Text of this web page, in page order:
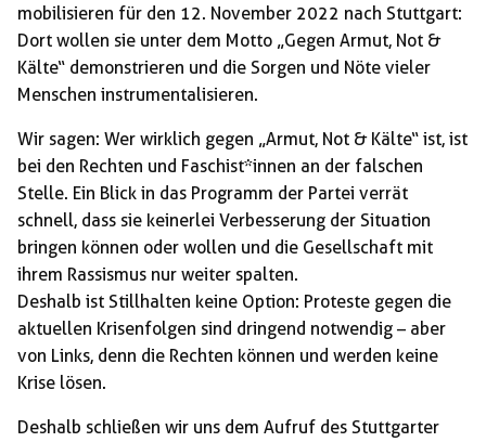
mobilisieren für den 12. November 2022 nach Stuttgart:
Dort wollen sie unter dem Motto „Gegen Armut, Not &
Kälte“ demonstrieren und die Sorgen und Nöte vieler
Menschen instrumentalisieren.
Wir sagen: Wer wirklich gegen „Armut, Not & Kälte“ ist, ist
bei den Rechten und Faschist*innen an der falschen
Stelle. Ein Blick in das Programm der Partei verrät
schnell, dass sie keinerlei Verbesserung der Situation
bringen können oder wollen und die Gesellschaft mit
ihrem Rassismus nur weiter spalten.
Deshalb ist Stillhalten keine Option: Proteste gegen die
aktuellen Krisenfolgen sind dringend notwendig – aber
von Links, denn die Rechten können und werden keine
Krise lösen.
Deshalb schließen wir uns dem Aufruf des Stuttgarter